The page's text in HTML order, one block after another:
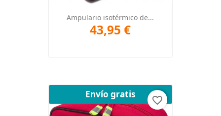
Ampulario isotérmico de...
43,95 €
Envío gratis
favorite_border